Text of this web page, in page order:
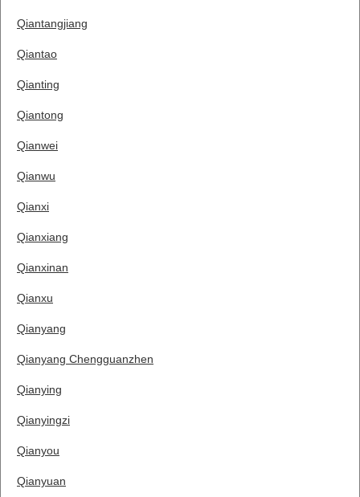
Qiantangjiang
Qiantao
Qianting
Qiantong
Qianwei
Qianwu
Qianxi
Qianxiang
Qianxinan
Qianxu
Qianyang
Qianyang Chengguanzhen
Qianying
Qianyingzi
Qianyou
Qianyuan